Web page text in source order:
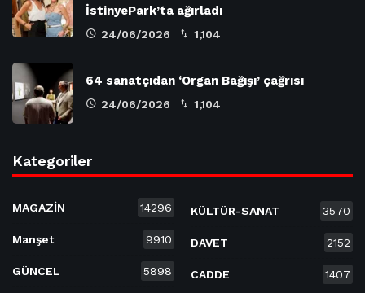
İstinyePark’ta ağırladı
24/06/2026 1,104
64 sanatçıdan ‘Organ Bağışı’ çağrısı
24/06/2026 1,104
Kategoriler
MAGAZİN 14296
Manşet 9910
GÜNCEL 5898
KÜLTÜR-SANAT 3570
DAVET 2152
CADDE 1407